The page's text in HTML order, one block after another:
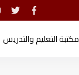
مكتبة التعليم والتدريس